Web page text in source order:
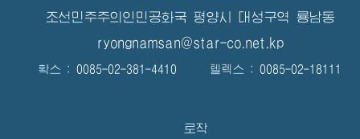
조선민주주의인민공화국 평양시 대성구역 룡남동
ryongnamsan@star-co.net.kp
확스 : 0085-02-381-4410 텔렉스 : 0085-02-18111
로작